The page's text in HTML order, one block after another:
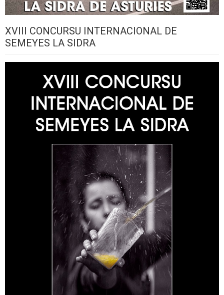
XVIII CONCURSU INTERNACIONAL DE
SEMEYES LA SIDRA